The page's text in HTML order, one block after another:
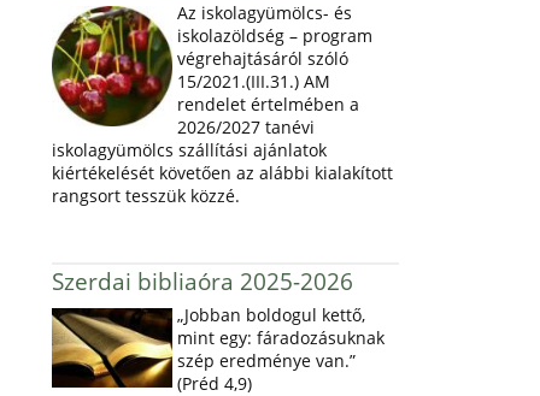
Az iskolagyümölcs- és
iskolazöldség – program
végrehajtásáról szóló
15/2021.(III.31.) AM
rendelet értelmében a
2026/2027 tanévi
iskolagyümölcs szállítási ajánlatok
kiértékelését követően az alábbi kialakított
rangsort tesszük közzé.
Szerdai bibliaóra 2025-2026
„Jobban boldogul kettő,
mint egy: fáradozásuknak
szép eredménye van.”
(Préd 4,9)